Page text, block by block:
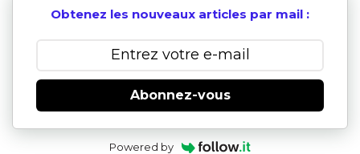
Obtenez les nouveaux articles par mail :
Abonnez-vous
Powered by